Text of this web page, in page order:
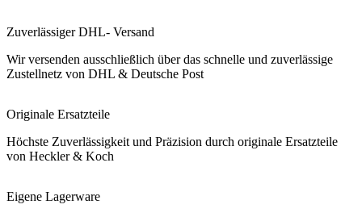
Zuverlässiger DHL- Versand
Wir versenden ausschließlich über das schnelle und zuverlässige
Zustellnetz von DHL & Deutsche Post
Originale Ersatzteile
Höchste Zuverlässigkeit und Präzision durch originale Ersatzteile
von Heckler & Koch
Eigene Lagerware